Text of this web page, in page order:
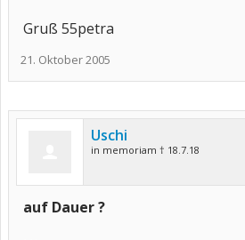
Gruß 55petra
21. Oktober 2005
Uschi
in memoriam † 18.7.18
auf Dauer ?